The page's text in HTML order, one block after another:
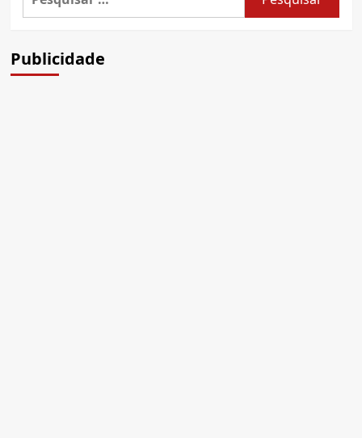
por:
Publicidade